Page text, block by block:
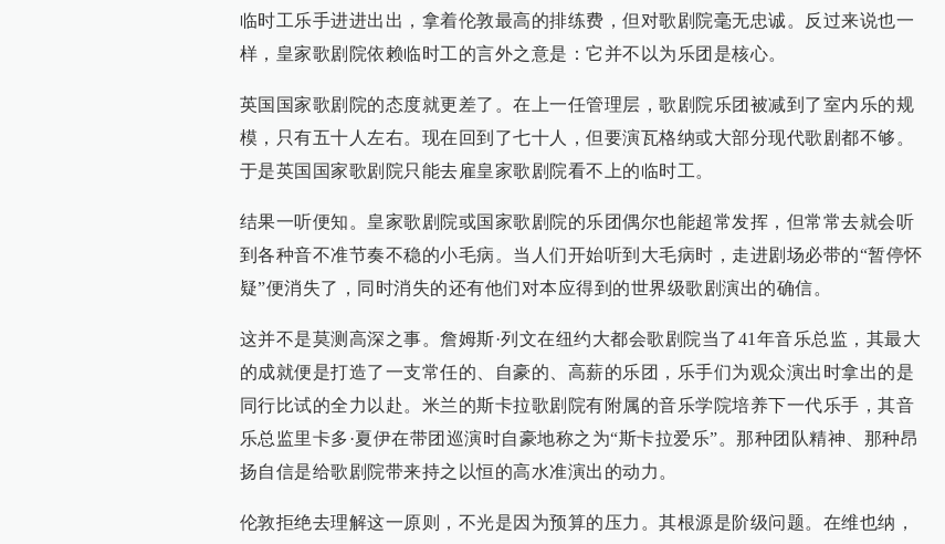
临时工乐手进进出出，拿着伦敦最高的排练费，但对歌剧院毫无忠诚。反过来说也一
样，皇家歌剧院依赖临时工的言外之意是：它并不以为乐团是核心。
英国国家歌剧院的态度就更差了。在上一任管理层，歌剧院乐团被减到了室内乐的规
模，只有五十人左右。现在回到了七十人，但要演瓦格纳或大部分现代歌剧都不够。
于是英国国家歌剧院只能去雇皇家歌剧院看不上的临时工。
结果一听便知。皇家歌剧院或国家歌剧院的乐团偶尔也能超常发挥，但常常去就会听
到各种音不准节奏不稳的小毛病。当人们开始听到大毛病时，走进剧场必带的“暂停怀
疑”便消失了，同时消失的还有他们对本应得到的世界级歌剧演出的确信。
这并不是莫测高深之事。詹姆斯·列文在纽约大都会歌剧院当了41年音乐总监，其最大
的成就便是打造了一支常任的、自豪的、高薪的乐团，乐手们为观众演出时拿出的是
同行比试的全力以赴。米兰的斯卡拉歌剧院有附属的音乐学院培养下一代乐手，其音
乐总监里卡多·夏伊在带团巡演时自豪地称之为“斯卡拉爱乐”。那种团队精神、那种昂
扬自信是给歌剧院带来持之以恒的高水准演出的动力。
伦敦拒绝去理解这一原则，不光是因为预算的压力。其根源是阶级问题。在维也纳，